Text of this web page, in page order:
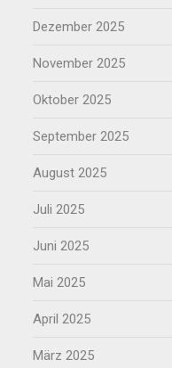
Dezember 2025
November 2025
Oktober 2025
September 2025
August 2025
Juli 2025
Juni 2025
Mai 2025
April 2025
März 2025